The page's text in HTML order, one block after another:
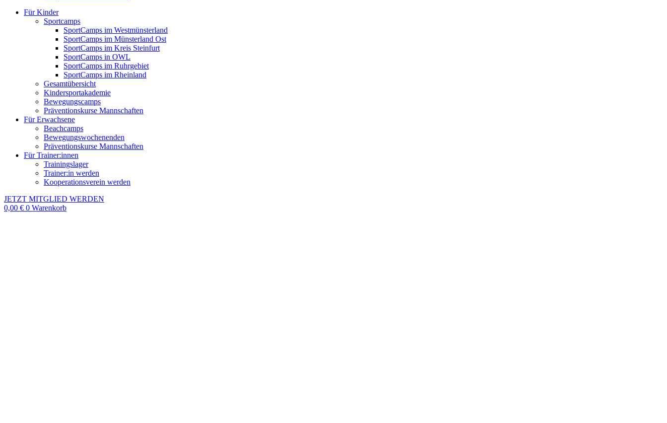
Für Kinder
Sportcamps
SportCamps im Westmünsterland
SportCamps im Münsterland Ost
SportCamps im Kreis Steinfurt
SportCamps in OWL
SportCamps im Ruhrgebiet
SportCamps im Rheinland
Gesamtübersicht
Kindersportakademie
Bewegungscamps
Präventionskurse Mannschaften
Für Erwachsene
Beachcamps
Bewegungswochenenden
Präventionskurse Mannschaften
Für Trainer:innen
Trainingslager
Trainer:in werden
Kooperationsverein werden
JETZT MITGLIED WERDEN
0,00 € 0 Warenkorb